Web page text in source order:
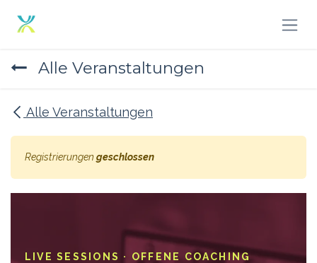
Alle Veranstaltungen
Alle Veranstaltungen
Registrierungen geschlossen
LIVE SESSIONS · OFFENE COACHING